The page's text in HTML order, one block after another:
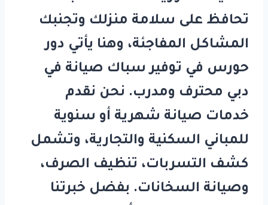
تحافظ على سلامة منزلك وتجنبك
المشاكل المفاجئة، وهنا يأتي دور
حورس في توفير سباك صيانة في
دبي محترف ومدرب. نحن نقدم
خدمات صيانة شهرية أو سنوية
للمباني السكنية والتجارية، وتشمل
كشف التسربات، تنظيف الصرف،
وصيانة السخانات. بفضل خبرتنا